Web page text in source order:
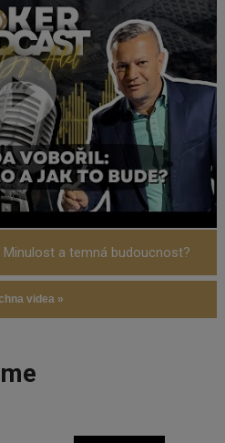
a temná budoucnost?
videa »